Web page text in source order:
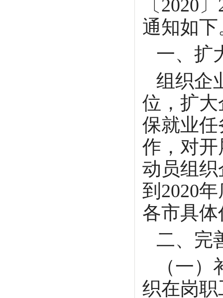
〔2020
通知如下
一、扩
组织企
位，扩
保就业
作，对
动员组
到2020
各市具
二、完
（一
织在岗